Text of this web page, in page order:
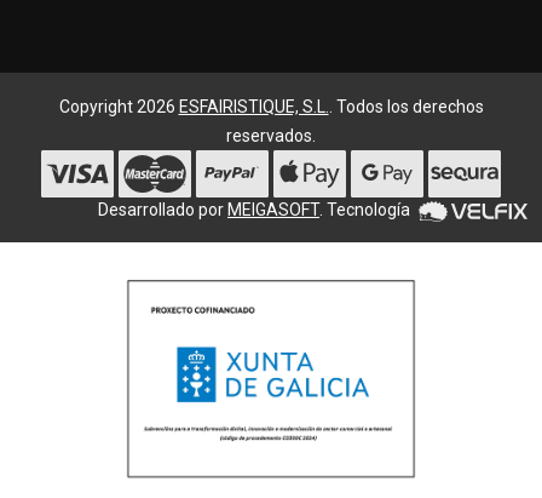
Copyright 2026 ESFAIRISTIQUE, S.L.. Todos los derechos
reservados.
Desarrollado por MEIGASOFT. Tecnología